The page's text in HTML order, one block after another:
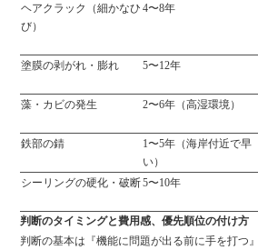
ヘアクラック（細かなひ
び）
4〜8年
塗膜の剥がれ・膨れ
5〜12年
藻・カビの発生
2〜6年（高湿環境）
鉄部の錆
1〜5年（海岸付近で早
い）
シーリングの硬化・破断5〜10年
判断のタイミングと費用感、優先順位の付け方
判断の基本は『機能に問題が出る前に手を打つ